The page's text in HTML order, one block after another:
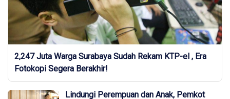
2,247 Juta Warga Surabaya Sudah Rekam KTP-el , Era
Fotokopi Segera Berakhir!
Lindungi Perempuan dan Anak, Pemkot